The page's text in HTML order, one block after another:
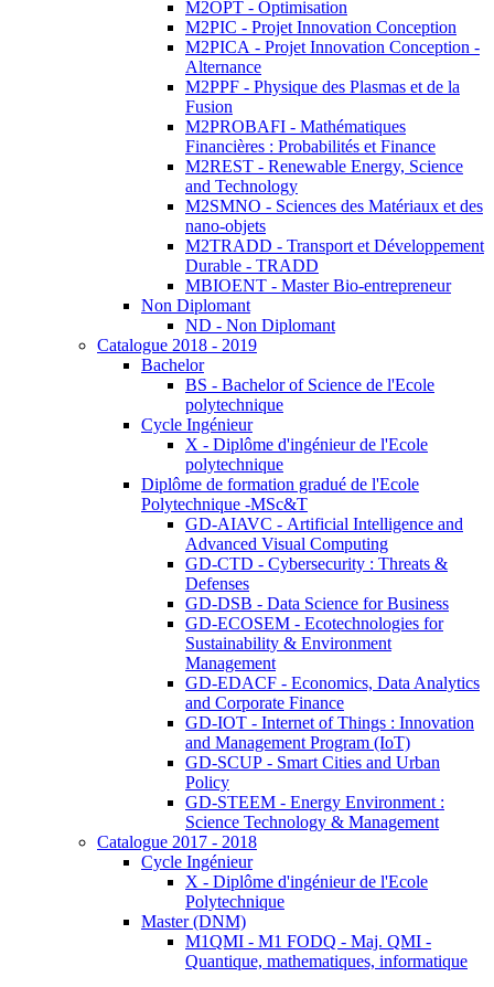
M2OPT - Optimisation
M2PIC - Projet Innovation Conception
M2PICA - Projet Innovation Conception -
Alternance
M2PPF - Physique des Plasmas et de la
Fusion
M2PROBAFI - Mathématiques
Financières : Probabilités et Finance
M2REST - Renewable Energy, Science
and Technology
M2SMNO - Sciences des Matériaux et des
nano-objets
M2TRADD - Transport et Développement
Durable - TRADD
MBIOENT - Master Bio-entrepreneur
Non Diplomant
ND - Non Diplomant
Catalogue 2018 - 2019
Bachelor
BS - Bachelor of Science de l'Ecole
polytechnique
Cycle Ingénieur
X - Diplôme d'ingénieur de l'Ecole
polytechnique
Diplôme de formation gradué de l'Ecole
Polytechnique -MSc&T
GD-AIAVC - Artificial Intelligence and
Advanced Visual Computing
GD-CTD - Cybersecurity : Threats &
Defenses
GD-DSB - Data Science for Business
GD-ECOSEM - Ecotechnologies for
Sustainability & Environment
Management
GD-EDACF - Economics, Data Analytics
and Corporate Finance
GD-IOT - Internet of Things : Innovation
and Management Program (IoT)
GD-SCUP - Smart Cities and Urban
Policy
GD-STEEM - Energy Environment :
Science Technology & Management
Catalogue 2017 - 2018
Cycle Ingénieur
X - Diplôme d'ingénieur de l'Ecole
Polytechnique
Master (DNM)
M1QMI - M1 FODQ - Maj. QMI -
Quantique, mathematiques, informatique